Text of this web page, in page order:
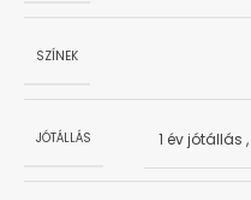
SZÍNEK
JÓTÁLLÁS 1 év jótállás ,